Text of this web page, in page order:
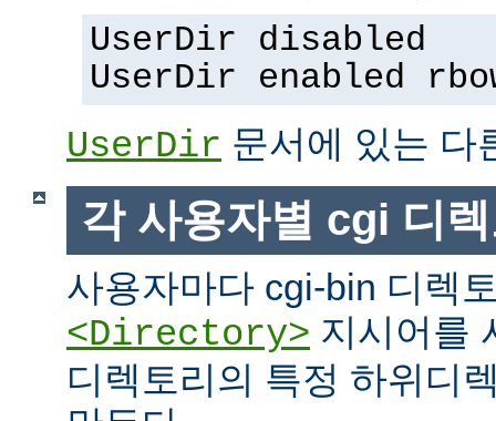
UserDir disabled
UserDir enabled
UserDir 문서에 있는 다
각 사용자별 cgi 디
사용자마다 cgi-bin 디렉
<Directory> 지시어를
디렉토리의 특정 하위디